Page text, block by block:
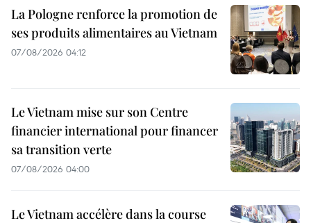
La Pologne renforce la promotion de
ses produits alimentaires au Vietnam
07/08/2026 04:12
Le Vietnam mise sur son Centre
financier international pour financer
sa transition verte
07/08/2026 04:00
Le Vietnam accélère dans la course